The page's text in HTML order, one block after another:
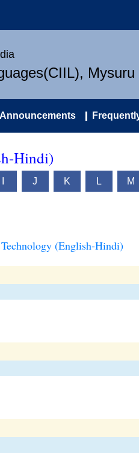
Mysuru
Announcements
Hindi)
J K L M
(English-Hindi)